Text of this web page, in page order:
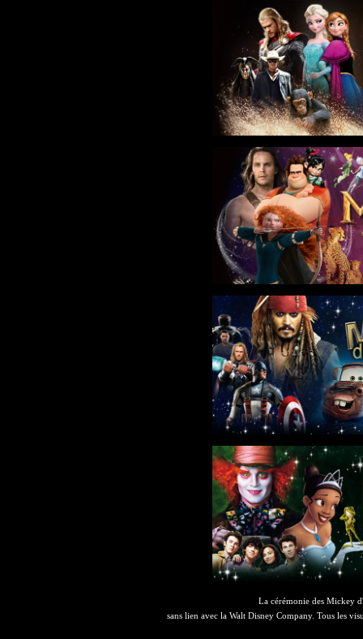
La cérémonie des Mickey
sans lien avec la Walt Disney Company. Tous les